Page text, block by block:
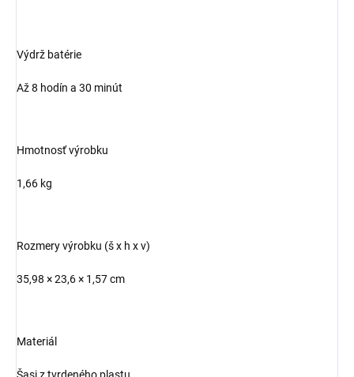
Výdrž batérie
Až 8 hodín a 30 minút
Hmotnosť výrobku
1,66 kg
Rozmery výrobku (š x h x v)
35,98 × 23,6 × 1,57 cm
Materiál